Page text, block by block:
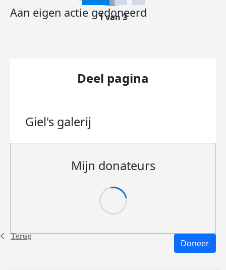
Terug
Aan eigen actie gedoneerd
1 van 3
Deel pagina
Giel's galerij
Mijn donateurs
Doneer